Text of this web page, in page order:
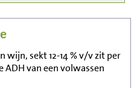
wijn, sekt 12-14 % v/v zit per
ADH van een volwassen